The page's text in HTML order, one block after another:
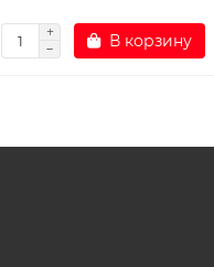
В корзину